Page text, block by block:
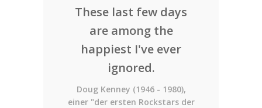
These last few days
are among the
happiest I've ever
ignored.
Doug Kenney (1946 - 1980),
einer "der ersten Rockstars der